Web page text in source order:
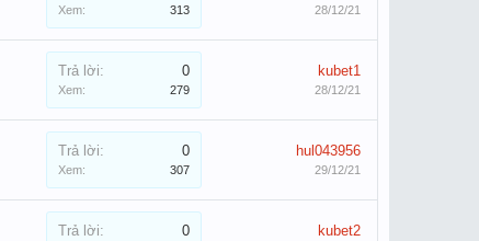
Xem: 313 28/12/21
Trả lời: 0
Xem: 279
kubet1
28/12/21
Trả lời: 0
Xem: 307
hul043956
29/12/21
Trả lời: 0 kubet2